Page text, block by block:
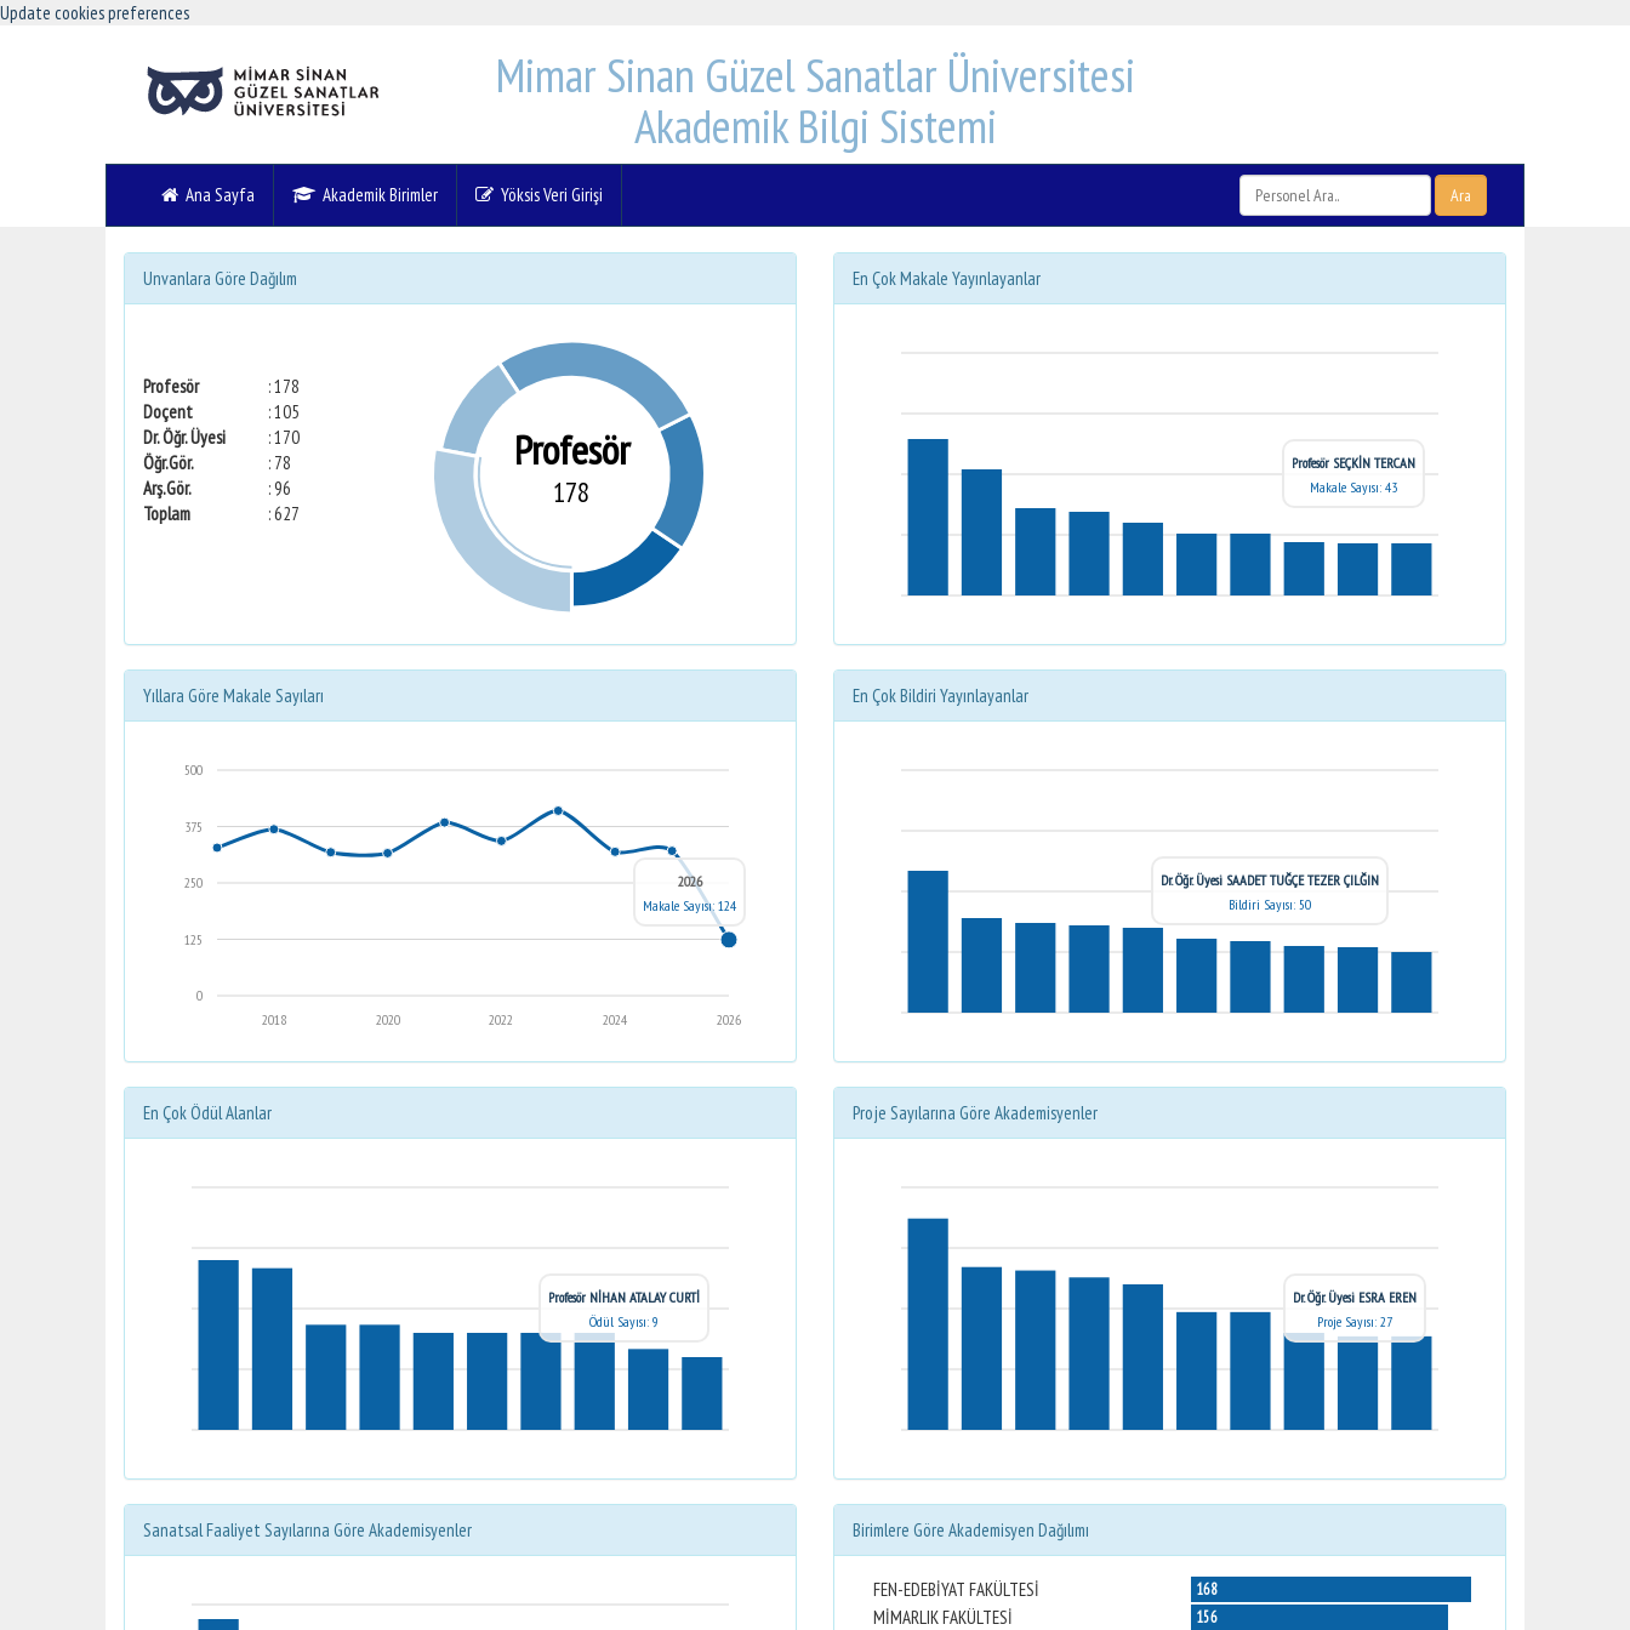
Update cookies preferences
Mimar Sinan Güzel Sanatlar Üniversitesi
Akademik Bilgi Sistemi
Ana Sayfa Akademik Birimler Yöksis Veri Girişi Ara
Unvanlara Göre Dağılım
Profesör
: 178
Doçent
: 105
Dr. Öğr. Üyesi
: 170
Öğr.Gör.
: 78
Arş.Gör.
: 96
Toplam
: 627
Profesör
178
En Çok Makale Yayınlayanlar
Profesör SEÇKİN TERCAN
Makale Sayısı: 43
Yıllara Göre Makale Sayıları
0
125
250
375
500
2026
2024
2022
2020
2018
2026
Makale Sayısı: 124
En Çok Bildiri Yayınlayanlar
Dr. Öğr. Üyesi SAADET TUĞÇE TEZER ÇILĞIN
Bildiri Sayısı: 50
En Çok Ödül Alanlar
Profesör NİHAN ATALAY CURTİ
Ödül Sayısı: 9
Proje Sayılarına Göre Akademisyenler
Dr. Öğr. Üyesi ESRA EREN
Proje Sayısı: 27
Sanatsal Faaliyet Sayılarına Göre Akademisyenler Birimlere Göre Akademisyen Dağılımı
FEN-EDEBİYAT FAKÜLTESİ
MİMARLIK FAKÜLTESİ
168
156